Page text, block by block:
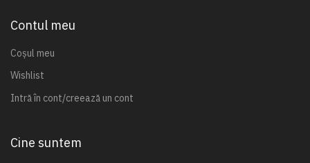
Contul meu
Coșul meu
Wishlist
Intră în cont/creează un cont
Cine suntem